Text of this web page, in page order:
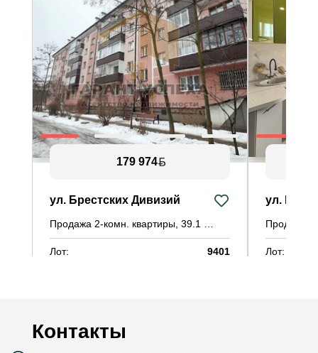
179 974
ул. Брестских Дивизий
Продажа 2-комн. квартиры, 39.1 м²
Лот:
9401
ул.
Продажа
Лот:
Контакты